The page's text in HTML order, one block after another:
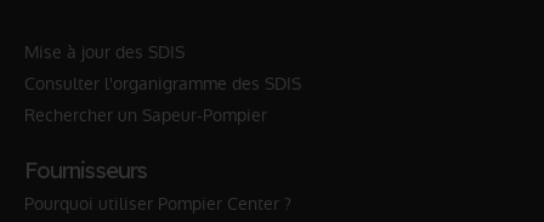
Mise à jour des SDIS
Consulter l'organigramme des SDIS
Rechercher un Sapeur-Pompier
Fournisseurs
Pourquoi utiliser Pompier Center ?